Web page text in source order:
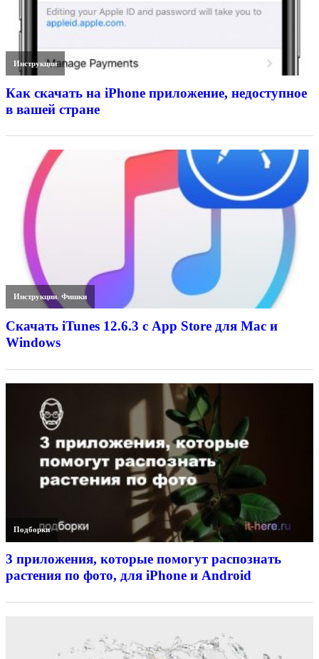
Инструкции
Как скачать на iPhone приложение, недоступное
в вашей стране
Инструкции,Фишки
Скачать iTunes 12.6.3 с App Store для Mac и
Windows
Подборки
3 приложения, которые помогут распознать
растения по фото, для iPhone и Android